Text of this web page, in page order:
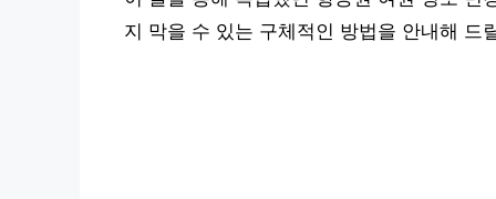
지 막을 수 있는 구체적인 방법을 안내해 드